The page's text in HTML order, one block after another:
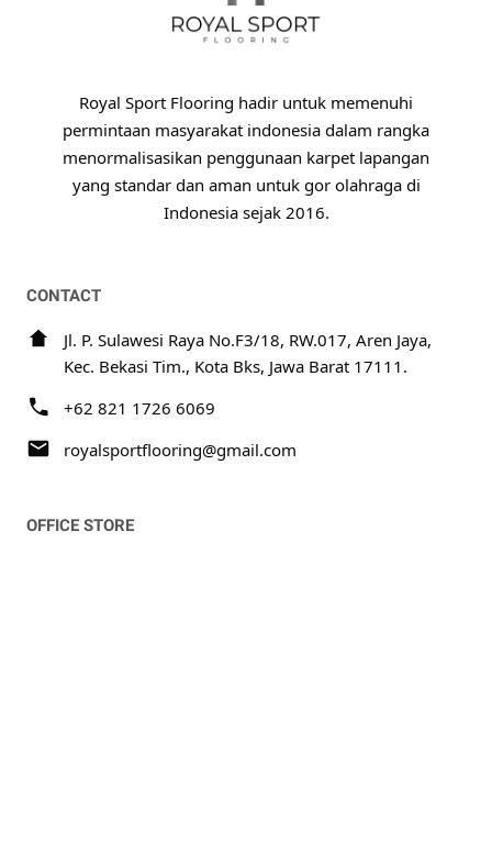
Royal Sport Flooring hadir untuk memenuhi
permintaan masyarakat indonesia dalam rangka
menormalisasikan penggunaan karpet lapangan
yang standar dan aman untuk gor olahraga di
Indonesia sejak 2016.
CONTACT
Jl. P. Sulawesi Raya No.F3/18, RW.017, Aren Jaya,
Kec. Bekasi Tim., Kota Bks, Jawa Barat 17111.
+62 821 1726 6069
royalsportflooring@gmail.com
OFFICE STORE